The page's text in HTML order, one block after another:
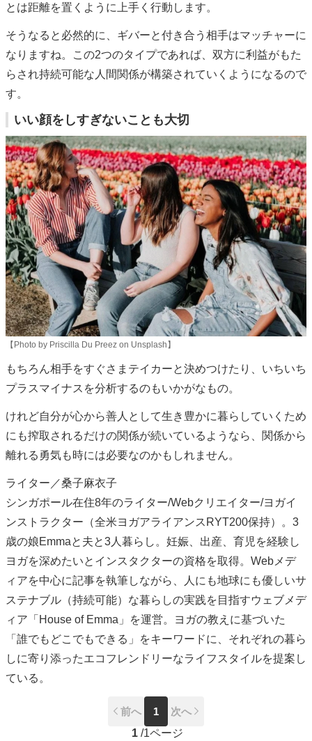
とは距離を置くように上手く行動します。
そうなると必然的に、ギバーと付き合う相手はマッチャーに
なりますね。この2つのタイプであれば、双方に利益がもた
らされ持続可能な人間関係が構築されていくようになるので
す。
いい顔をしすぎないことも大切
【Photo by Priscilla Du Preez on Unsplash】
もちろん相手をすぐさまテイカーと決めつけたり、いちいち
プラスマイナスを分析するのもいかがなもの。
けれど自分が心から善人として生き豊かに暮らしていくため
にも搾取されるだけの関係が続いているようなら、関係から
離れる勇気も時には必要なのかもしれません。
ライター／桑子麻衣子
シンガポール在住8年のライター/Webクリエイター/ヨガイ
ンストラクター（全米ヨガアライアンスRYT200保持）。3
歳の娘Emmaと夫と3人暮らし。妊娠、出産、育児を経験し
ヨガを深めたいとインスタクターの資格を取得。Webメデ
ィアを中心に記事を執筆しながら、人にも地球にも優しいサ
ステナブル（持続可能）な暮らしの実践を目指すウェブメデ
ィア「House of Emma」を運営。ヨガの教えに基づいた
「誰でもどこでもできる」をキーワードに、それぞれの暮ら
しに寄り添ったエコフレンドリーなライフスタイルを提案し
ている。
前へ 1
次へ
1 /1ページ